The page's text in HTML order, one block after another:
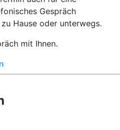
Gespräch
Hause oder unterwegs.
mit Ihnen.